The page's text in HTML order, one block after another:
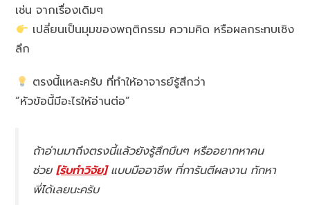
เช่น จากเรื่องเดิมๆ
เปลี่ยนเป็นมุมของพฤติกรรม ความคิด หรือผลกระทบเชิง
ลึก
ตรงนี้แหละครับ ที่ทำให้อาจารย์รู้สึกว่า
“หัวข้อนี้มีอะไรให้อ่านต่อ”
ถ้าอ่านมาถึงตรงนี้แล้วยังรู้สึกมึนๆ หรืออยากหาคน
ช่วย[รับทำวิจัย]แบบมืออาชีพ ที่การันตีผลงาน ทักหา
พี่ได้เลยนะครับ